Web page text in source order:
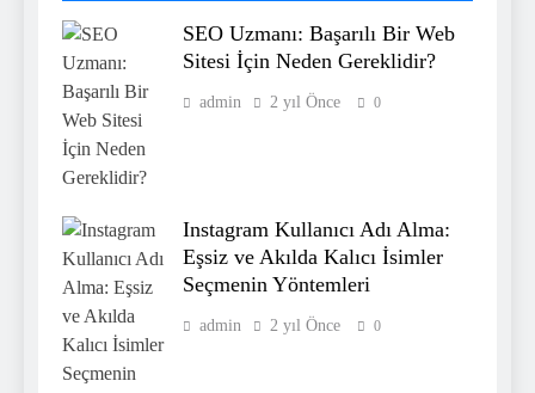
SEO Uzmanı: Başarılı Bir Web
Sitesi İçin Neden Gereklidir?
admin 2 yıl Önce 0
Instagram Kullanıcı Adı Alma:
Eşsiz ve Akılda Kalıcı İsimler
Seçmenin Yöntemleri
admin 2 yıl Önce 0